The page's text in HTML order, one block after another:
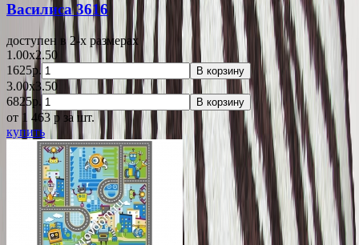
Василиса 3616
доступен в 2-x размерах
1.00x2.50
1625р.
В корзину
3.00x3.50
6825р.
В корзину
от 1 463 p за шт.
купить